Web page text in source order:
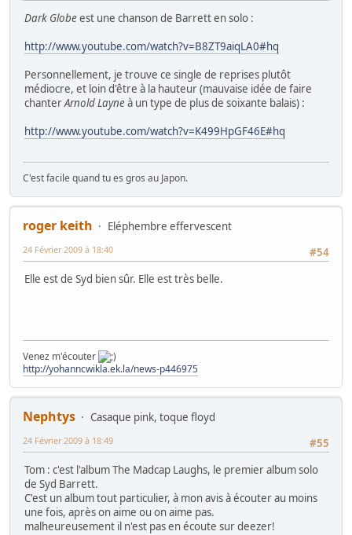
Dark Globeest une chanson de Barrett en solo :
http://www.youtube.com/watch?v=B8ZT9aiqLA0#hq
Personnellement, je trouve ce single de reprises plutôt
médiocre, et loin d'être à la hauteur (mauvaise idée de faire
chanterArnold Layneà un type de plus de soixante balais) :
http://www.youtube.com/watch?v=K499HpGF46E#hq
C'est facile quand tu es gros au Japon.
roger keith
Eléphembre effervescent
#54
24 Février 2009 à 18:40
Elle est de Syd bien sûr. Elle est très belle.
Venez m'écouter
http://yohanncwikla.ek.la/news-p446975
Nephtys
Casaque pink, toque floyd
#55
24 Février 2009 à 18:49
Tom : c'est l'album The Madcap Laughs, le premier album solo
de Syd Barrett.
C'est un album tout particulier, à mon avis à écouter au moins
une fois, après on aime ou on aime pas.
malheureusement il n'est pas en écoute sur deezer!